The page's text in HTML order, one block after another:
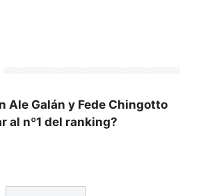
Ale Galán y Fede Chingotto
al nº1 del ranking?